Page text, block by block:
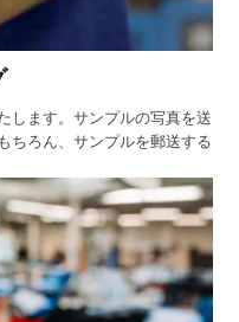
します。サンプルの写真を送
ちろん、サンプルを郵送する